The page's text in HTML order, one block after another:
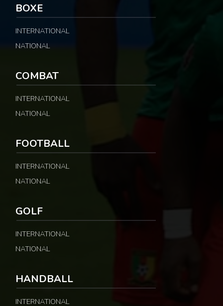
BOXE
INTERNATIONAL
NATIONAL
COMBAT
INTERNATIONAL
NATIONAL
FOOTBALL
INTERNATIONAL
NATIONAL
GOLF
INTERNATIONAL
NATIONAL
HANDBALL
INTERNATIONAL